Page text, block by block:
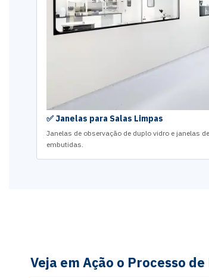
✅ Janelas para Salas Limpas
Janelas de observação de duplo vidro e janelas
embutidas.
Veja em Ação o Processo